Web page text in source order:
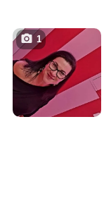
1